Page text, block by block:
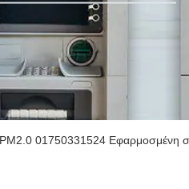
01750331524 Εφαρμοσμένη